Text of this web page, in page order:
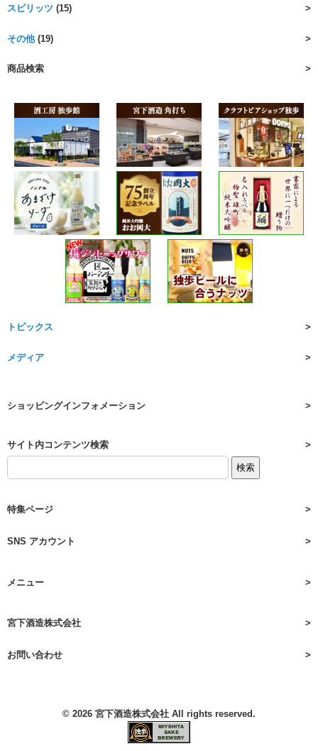
スピリッツ (15)
その他(19)
商品検索
トピックス
メディア
ショッピングインフォメーション
サイト内コンテンツ検索
特集ページ
SNS アカウント
メニュー
宮下酒造株式会社
お問い合わせ
© 2026 宮下酒造株式会社 All rights reserved.